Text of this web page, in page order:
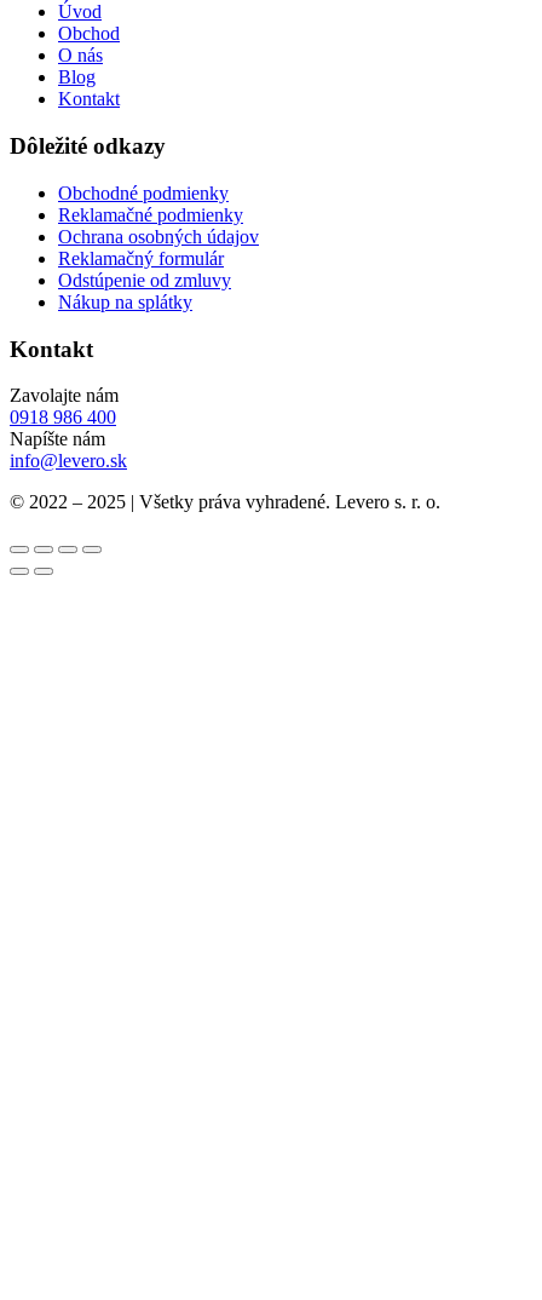
Úvod
Obchod
O nás
Blog
Kontakt
Dôležité odkazy
Obchodné podmienky
Reklamačné podmienky
Ochrana osobných údajov
Reklamačný formulár
Odstúpenie od zmluvy
Nákup na splátky
Kontakt
Zavolajte nám
0918 986 400
Napíšte nám
info@levero.sk
© 2022 – 2025 | Všetky práva vyhradené. Levero s. r. o.